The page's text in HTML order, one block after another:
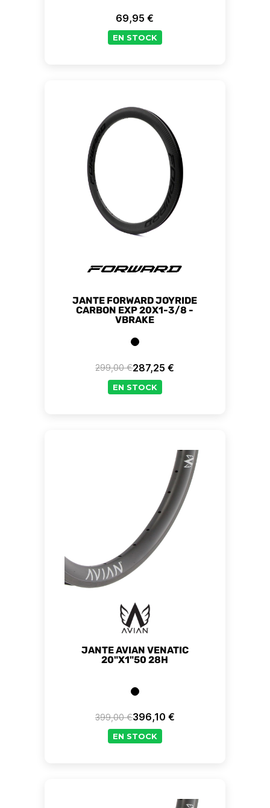
Prix
69,95 €
EN STOCK
JANTE FORWARD JOYRIDE
CARBON EXP 20X1-3/8 -
VBRAKE
Prix de base
299,00 €Prix
287,25 €
EN STOCK
JANTE AVIAN VENATIC
20"X1"50 28H
Prix de base
399,00 €Prix
396,10 €
EN STOCK